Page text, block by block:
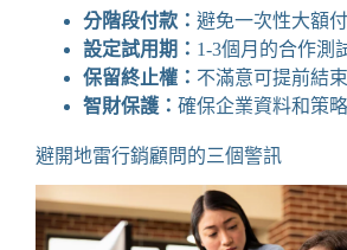
分階段付款： 避免一次性大額
設定試用期： 1-3個月的合作測
保留終止權： 不滿意可提前結
智財保護： 確保企業資料和策
避開地雷行銷顧問的三個警訊